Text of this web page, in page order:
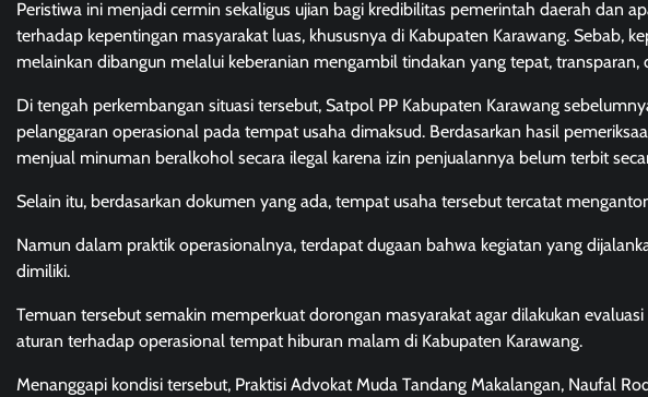
Peristiwa ini menjadi cermin sekaligus ujian bagi kredibilitas pemerintah daerah dan
terhadap kepentingan masyarakat luas, khususnya di Kabupaten Karawang. Sebab,
melainkan dibangun melalui keberanian mengambil tindakan yang tepat, transparan,
Di tengah perkembangan situasi tersebut, Satpol PP Kabupaten Karawang
pelanggaran operasional pada tempat usaha dimaksud. Berdasarkan hasil
menjual minuman beralkohol secara ilegal karena izin penjualannya belum terbit
Selain itu, berdasarkan dokumen yang ada, tempat usaha tersebut tercatat
Namun dalam praktik operasionalnya, terdapat dugaan bahwa kegiatan yang
dimiliki.
Temuan tersebut semakin memperkuat dorongan masyarakat agar dilakukan
aturan terhadap operasional tempat hiburan malam di Kabupaten Karawang.
Menanggapi kondisi tersebut, Praktisi Advokat Muda Tandang Makalangan, Naufal